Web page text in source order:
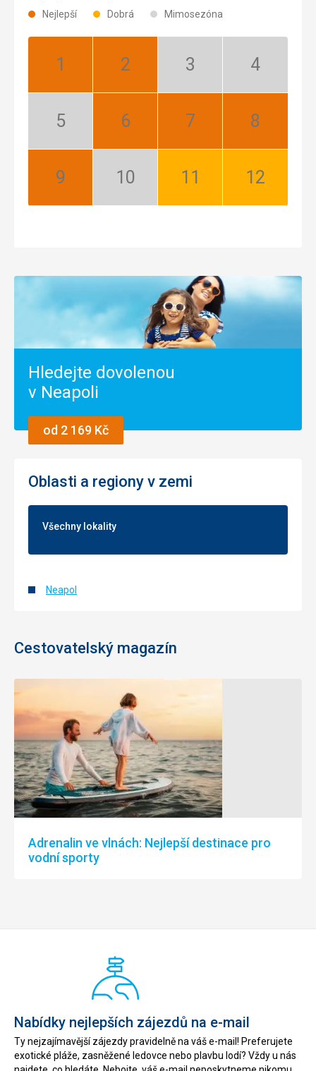
Nejlepší Dobrá Mimosezóna
Leden:
Únor:
Březen:
Duben:
Květen:
Červen:
Červenec:
Srpen:
Září:
Říjen:
Listopad:
Prosinec:
Hledejte dovolenou
v Neapoli
od 2 169 Kč
Oblasti a regiony v zemi
Všechny lokality
Neapol
Cestovatelský magazín
Adrenalin ve vlnách: Nejlepší destinace pro
vodní sporty
Nabídky nejlepších zájezdů na e-mail
Ty nejzajímavější zájezdy pravidelně na váš e-mail! Preferujete
exotické pláže, zasněžené ledovce nebo plavbu lodí? Vždy u nás